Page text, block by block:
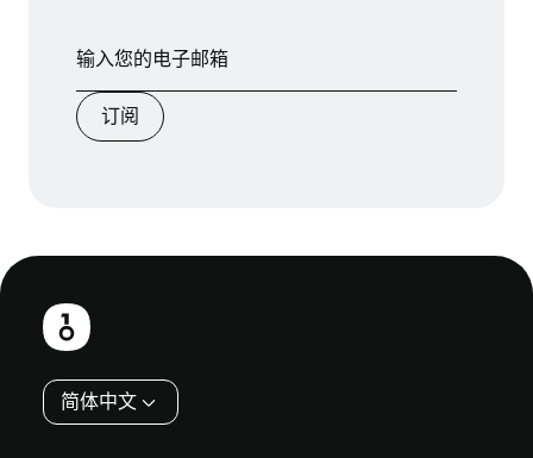
订阅
页
简体中文